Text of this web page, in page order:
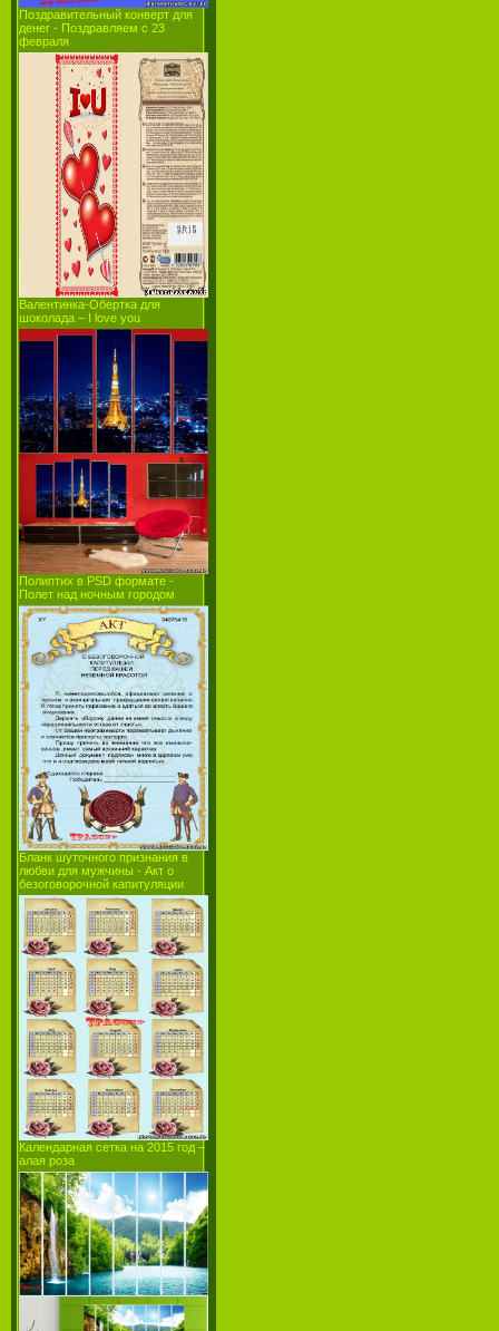
Поздравительный конверт для
денег - Поздравляем с 23
февраля
Валентинка-Обертка для
шоколада – I love you
Полиптих в PSD формате -
Полет над ночным городом
Бланк шуточного признания в
любви для мужчины - Акт о
безоговорочной капитуляции
Календарная сетка на 2015 год –
алая роза